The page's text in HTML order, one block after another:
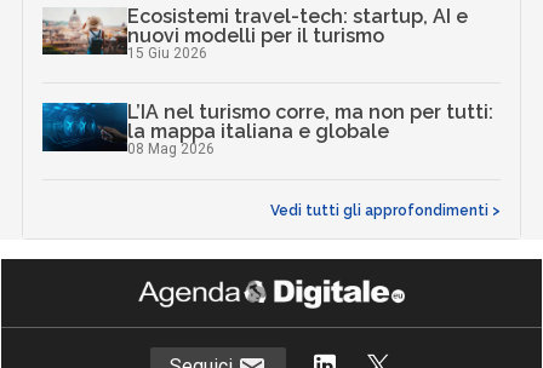
Ecosistemi travel-tech: startup, AI e
nuovi modelli per il turismo
15 Giu 2026
L’IA nel turismo corre, ma non per tutti:
la mappa italiana e globale
08 Mag 2026
Vedi tutti gli approfondimenti >